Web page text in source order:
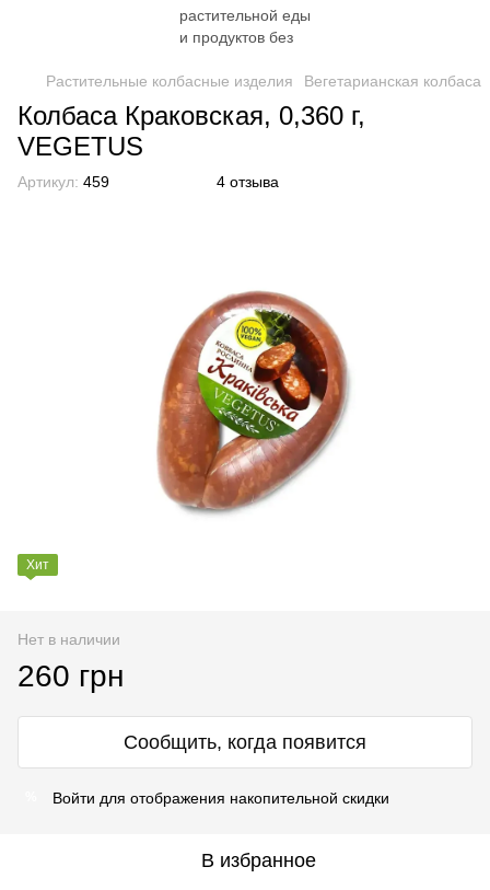
Растительные колбасные изделия Вегетарианская колбаса
Колбаса Краковская, 0,360 г,
VEGETUS
Артикул: 459 4 отзыва
Хит
Нет в наличии
260 грн
Сообщить, когда появится
Войти для отображения накопительной скидки
В избранное